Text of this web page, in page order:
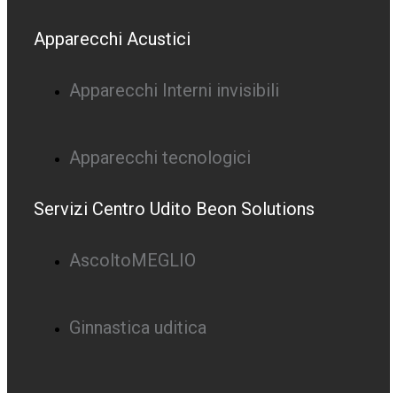
Apparecchi Acustici
Apparecchi Interni invisibili
Apparecchi tecnologici
Servizi Centro Udito Beon Solutions
AscoltoMEGLIO
Ginnastica uditica